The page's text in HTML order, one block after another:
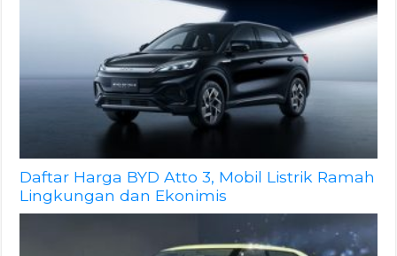
Daftar Harga BYD Atto 3, Mobil Listrik Ramah
Lingkungan dan Ekonimis